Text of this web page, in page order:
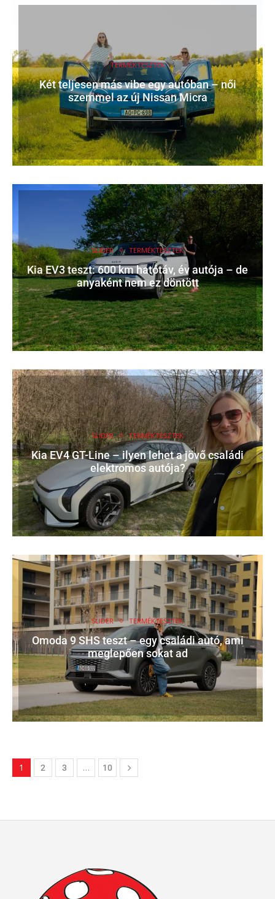
TERMÉKTESZTEK
Két teljesen más vibe egy autóban – női
szemmel az új Nissan Micra
SLIDER TERMÉKTESZTEK
Kia EV3 teszt: 600 km hatótáv, év autója – de
anyaként nem ez döntött
SLIDER TERMÉKTESZTEK
Kia EV4 GT-Line – ilyen lehet a jövő családi
elektromos autója?
SLIDER TERMÉKTESZTEK
Omoda 9 SHS teszt – egy családi autó, ami
meglepően sokat ad
1 2 3 … 10